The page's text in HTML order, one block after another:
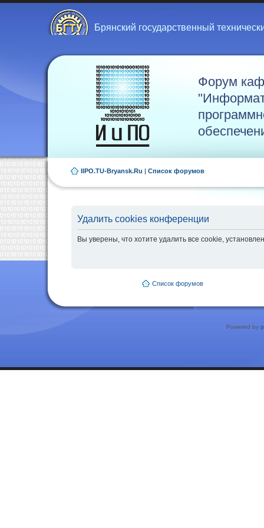
Брянский государственный
Форум
IIPO.TU-Bryansk.Ru | Список форумов
Удалить cookies конференции
Вы уверены, что хотите удалить все cookie,
Список форумов
Powered by